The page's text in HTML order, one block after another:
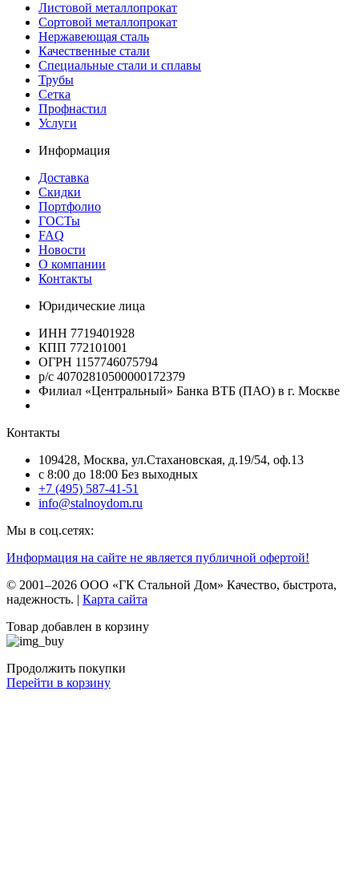
Листовой металлопрокат
Сортовой металлопрокат
Нержавеющая сталь
Качественные стали
Специальные стали и сплавы
Трубы
Сетка
Профнастил
Услуги
Информация
Доставка
Скидки
Портфолио
ГОСТы
FAQ
Новости
О компании
Контакты
Юридические лица
ИНН 7719401928
КПП 772101001
ОГРН 1157746075794
р/с 40702810500000172379
Филиал «Центральный» Банка ВТБ (ПАО) в г. Москве
Контакты
109428, Москва, ул.Стахановская, д.19/54, оф.13
c 8:00 до 18:00 Без выходных
+7 (495) 587-41-51
info@stalnoydom.ru
Мы в соц.сетях:
Информация на сайте не является публичной офертой!
© 2001–2026 ООО «ГК Стальной Дом» Качество, быстрота,
надежность. | Карта сайта
Товар добавлен в корзину
Продолжить покупки
Перейти в корзину